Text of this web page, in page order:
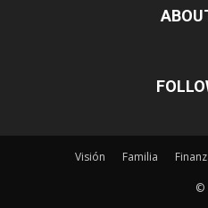
Visión Familia
©